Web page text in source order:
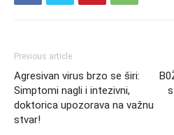
Previous article
Agresivan virus brzo se širi:
Simptomi nagli i intezivni,
doktorica upozorava na važnu
stvar!